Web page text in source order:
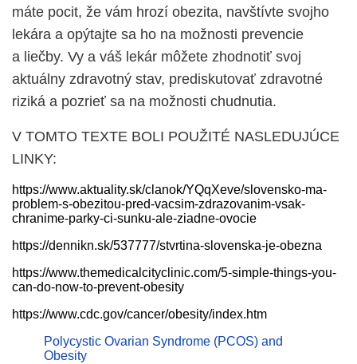
máte pocit, že vám hrozí obezita, navštívte svojho
lekára a opýtajte sa ho na možnosti prevencie
a liečby. Vy a váš lekár môžete zhodnotiť svoj
aktuálny zdravotný stav, prediskutovať zdravotné
riziká a pozrieť sa na možnosti chudnutia.
V TOMTO TEXTE BOLI POUŽITÉ NASLEDUJÚCE
LINKY:
https://www.aktuality.sk/clanok/YQqXeve/slovensko-ma-
problem-s-obezitou-pred-vacsim-zdrazovanim-vsak-
chranime-parky-ci-sunku-ale-ziadne-ovocie
https://dennikn.sk/537777/stvrtina-slovenska-je-obezna
https://www.themedicalcityclinic.com/5-simple-things-you-
can-do-now-to-prevent-obesity
https://www.cdc.gov/cancer/obesity/index.htm
Polycystic Ovarian Syndrome (PCOS) and
Obesity